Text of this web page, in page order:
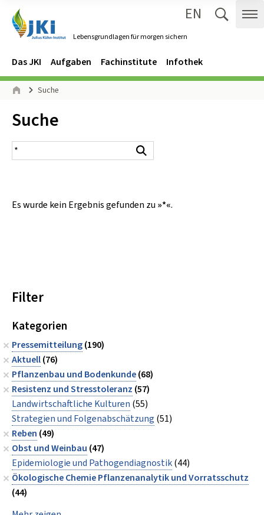
Lebensgrundlagen für morgen sichern
EN
Navigation
Hauptmenü
Das JKI Aufgaben Fachinstitute Infothek
Seitenpfad
Suche
Inhalt:
Suche
Suchergebnis
Es wurde kein Ergebnis gefunden zu »*«.
Filter
Kategorien
Pressemitteilung(190)
Aktuell(76)
Pflanzenbau und Bodenkunde(68)
Resistenz und Stresstoleranz (57)
Landwirtschaftliche Kulturen (55)
Strategien und Folgenabschätzung (51)
Reben (49)
Obst und Weinbau (47)
Epidemiologie und Pathogendiagnostik(44)
Ökologische Chemie Pflanzenanalytik und Vorratsschutz
(44)